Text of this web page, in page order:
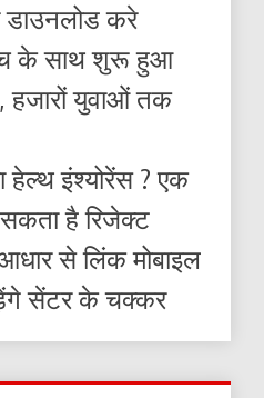
करे
के साथ शुरू हुआ
हजारों युवाओं तक
हेल्थ इंश्योरेंस ? एक
है रिजेक्ट
से लिंक मोबाइल
सेंटर के चक्कर